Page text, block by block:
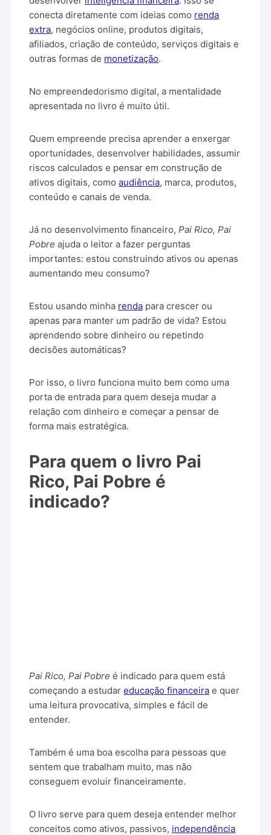
conecta diretamente com ideias como renda
extra, negócios online, produtos digitais,
afiliados, criação de conteúdo, serviços digitais e
outras formas de monetização.
No empreendedorismo digital, a mentalidade
apresentada no livro é muito útil.
Quem empreende precisa aprender a enxergar
oportunidades, desenvolver habilidades, assumir
riscos calculados e pensar em construção de
ativos digitais, comoaudiência, marca, produtos,
conteúdo e canais de venda.
Já no desenvolvimento financeiro,Pai Rico, Pai
Pobre ajuda o leitor a fazer perguntas
importantes: estou construindo ativos ou apenas
aumentando meu consumo?
Estou usando minha renda para crescer ou
apenas para manter um padrão de vida? Estou
aprendendo sobre dinheiro ou repetindo
decisões automáticas?
Por isso, o livro funciona muito bem como uma
porta de entrada para quem deseja mudar a
relação com dinheiro e começar a pensar de
forma mais estratégica.
Para quem o livro Pai
Rico, Pai Pobre é
indicado?
Pai Rico, Pai Pobre é indicado para quem está
começando a estudareducação financeira e quer
uma leitura provocativa, simples e fácil de
entender.
Também é uma boa escolha para pessoas que
sentem que trabalham muito, mas não
conseguem evoluir financeiramente.
O livro serve para quem deseja entender melhor
conceitos como ativos, passivos, independência